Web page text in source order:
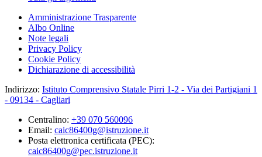
Amministrazione Trasparente
Albo Online
Note legali
Privacy Policy
Cookie Policy
Dichiarazione di accessibilità
Indirizzo: Istituto Comprensivo Statale Pirri 1-2 - Via dei Partigiani 1
- 09134 - Cagliari
Centralino: +39 070 560096
Email: caic86400g@istruzione.it
Posta elettronica certificata (PEC):
caic86400g@pec.istruzione.it